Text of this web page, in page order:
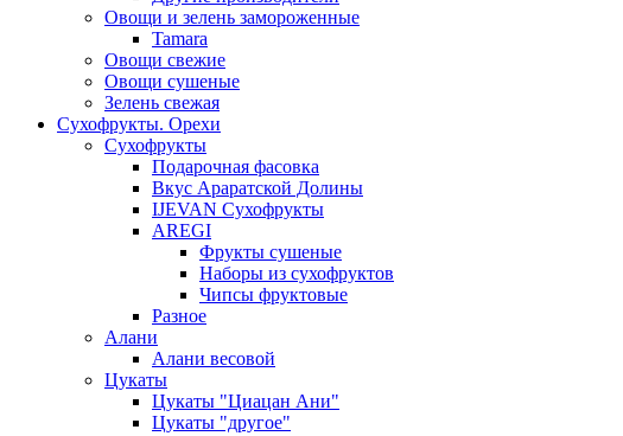
Овощи и зелень замороженные
Tamara
Овощи свежие
Овощи сушеные
Зелень свежая
Сухофрукты. Орехи
Сухофрукты
Подарочная фасовка
Вкус Араратской Долины
IJEVAN Сухофрукты
AREGI
Фрукты сушеные
Наборы из сухофруктов
Чипсы фруктовые
Разное
Алани
Алани весовой
Цукаты
Цукаты "Циацан Ани"
Цукаты "другое"